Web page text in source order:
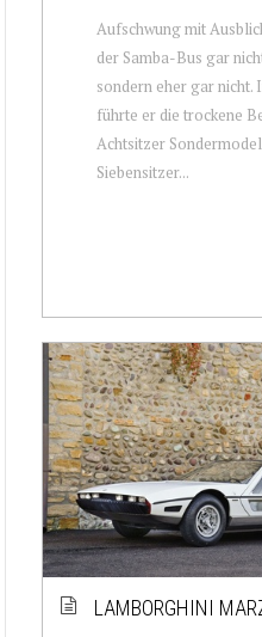
Aufschwung mit
der Samba-Bus gar
sondern eher gar nicht.
führte er die trockene
Achtsitzer
Siebensitzer...
LAMBORGHINI